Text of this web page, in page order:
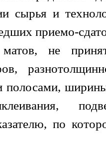
сырья и
приемо-
не
полосами,
по